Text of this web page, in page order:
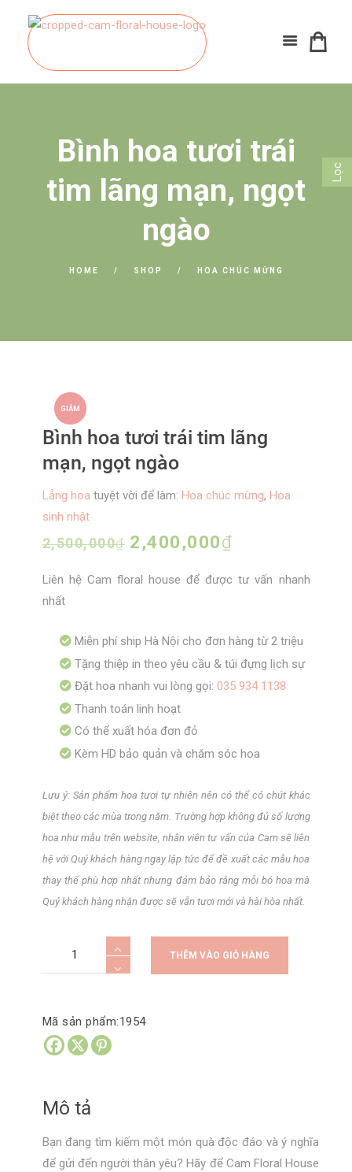
Bình hoa tươi trái
tim lãng mạn, ngọt
ngào
HOME SHOP HOA CHÚC MỪNG
GIẢM
GIÁ!
Bình hoa tươi trái tim lãng
mạn, ngọt ngào
Lẵng hoa tuyệt vời để làm: Hoa chúc mừng, Hoa
sinh nhật
2,500,000₫ Giá
là:
2,400,000₫
tại
Liên hệ Cam floral house để được tư vấn nhanh
nhất
Miễn phí ship Hà Nội cho đơn hàng từ 2 triệu
Tặng thiệp in theo yêu cầu & túi đựng lịch sự
Đặt hoa nhanh vui lòng gọi: 035 934 1138
Thanh toán linh hoạt
Có thể xuất hóa đơn đỏ
Kèm HD bảo quản và chăm sóc hoa
Lưu ý: Sản phẩm hoa tươi tự nhiên nên có thể có chút khác
biệt theo các mùa trong năm. Trường hợp không đủ số lượng
hoa như mẫu trên website, nhân viên tư vấn của Cam sẽ liên
hệ với Quý khách hàng ngay lập tức để đề xuất các mẫu hoa
thay thế phù hợp nhất nhưng đảm bảo rằng mỗi bó hoa mà
Quý khách hàng nhận được sẽ vẫn tươi mới và hài hòa nhất.
lãng
ngào
số
lượng
THÊM VÀO GIỎ HÀNG
v
e
Mã sản phẩm:1954
Mô tả
Bạn đang tìm kiếm một món quà độc đáo và ý nghĩa
để gửi đến người thân yêu? Hãy để Cam Floral House
Lọc